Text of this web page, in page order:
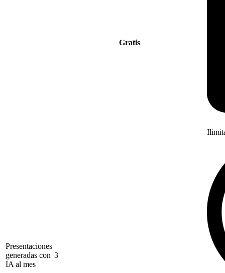
Gratis
Presentaciones
generadas con
IA al mes
3